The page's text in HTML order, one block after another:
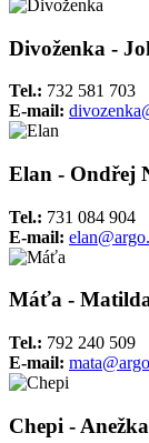
Divoženka -
Tel.: 732 581 703
E-mail:
Elan - Ondřej
Tel.: 731 084 904
E-mail:
Máťa -
Tel.: 792 240 509
E-mail:
Chepi -